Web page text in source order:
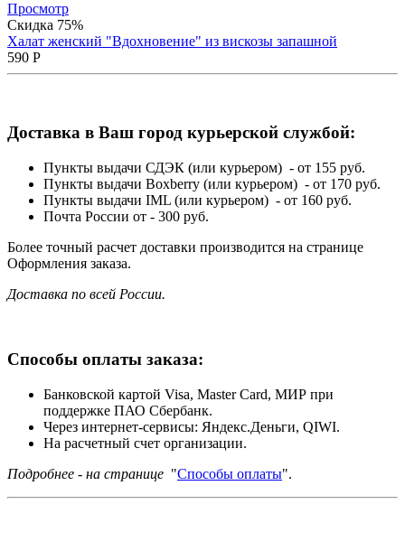
Просмотр
Скидка 75%
Халат женский "Вдохновение" из вискозы запашной
590 Р
Доставка в Ваш город курьерской службой:
Пункты выдачи СДЭК (или курьером) - от 155 руб.
Пункты выдачи Boxberry (или курьером) - от 170 руб.
Пункты выдачи IML (или курьером) - от 160 руб.
Почта России от - 300 руб.
Более точный расчет доставки производится на странице
Оформления заказа.
Доставка по всей России.
Способы оплаты заказа:
Банковской картой Visa, Master Card, МИР при
поддержке ПАО Сбербанк.
Через интернет-сервисы: Яндекс.Деньги, QIWI.
На расчетный счет организации.
Подробнее - на странице "Способы оплаты".